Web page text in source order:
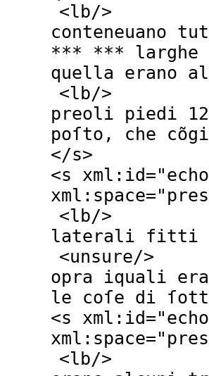
<lb/>
conteneuano
*** *** larghe
quella erano
<lb/>
preoli piedi
poſto, che
</s>
<s xml:id="
xml:space="
<lb/>
laterali fitti
<unsure/>
opra iquali
le coſe di
<s xml:id="
xml:space="
<lb/>